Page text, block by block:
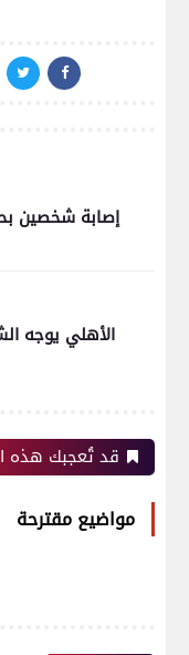
إصابة شخصين
الأهلي يوجه
قد تُعجبك هذه
مواضيع مقترحة